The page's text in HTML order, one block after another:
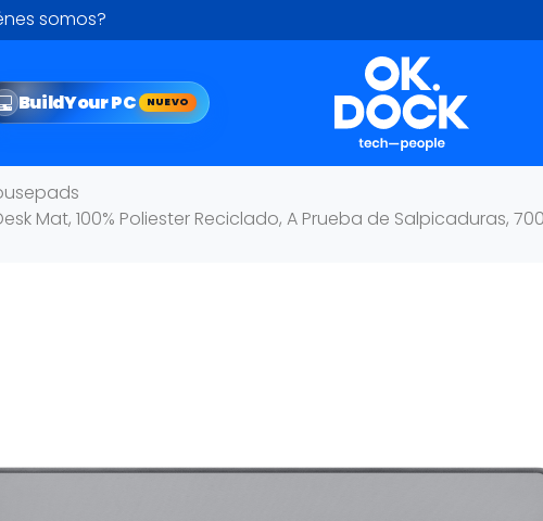
somos?
BuildYour PC NUEVO
Mat, 100% Poliester Reciclado, A Prueba de Salpicaduras,